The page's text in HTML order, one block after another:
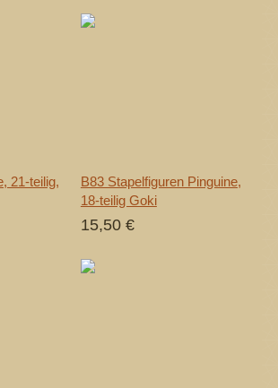
21-teilig,
B83 Stapelfiguren Pinguine,
18-teilig Goki
15,50 €